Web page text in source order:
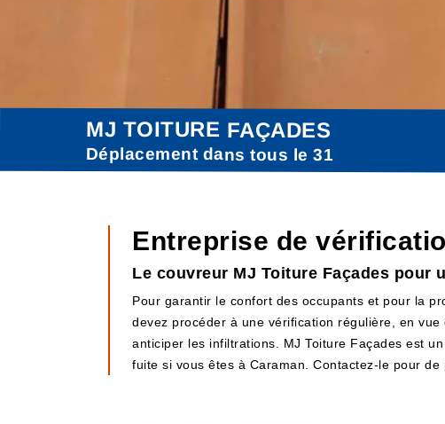
MJ TOITURE FAÇADES
Déplacement dans tous le 31
Entreprise de
Le couvreur MJ Toiture Façades pour
Pour garantir le confort des occupants et pour la
devez procéder à une vérification régulière, en
anticiper les infiltrations. MJ Toiture Façades est
fuite si vous êtes à Caraman. Contactez-le pour de